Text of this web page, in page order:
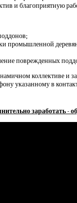
и благоприятную
промышленной
поврежденных
коллективе и
указанному в
заработать -